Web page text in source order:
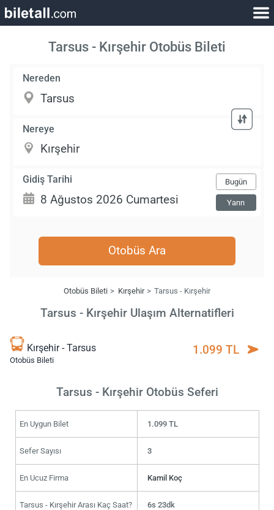
Tarsus - Kırşehir Otobüs Bileti
Nereden
Nereye
Gidiş Tarihi Bugün
Yarın
Otobüs Ara
Otobüs Bileti Kırşehir Tarsus - Kırşehir
Tarsus - Kırşehir Ulaşım Alternatifleri
Kırşehir - Tarsus
Otobüs Bileti
1.099 TL
Tarsus - Kırşehir Otobüs Seferi
En Uygun Bilet 1.099 TL
Sefer Sayısı 3
En Ucuz Firma Kamil Koç
Tarsus - Kırşehir Arası Kaç Saat? 6s 23dk